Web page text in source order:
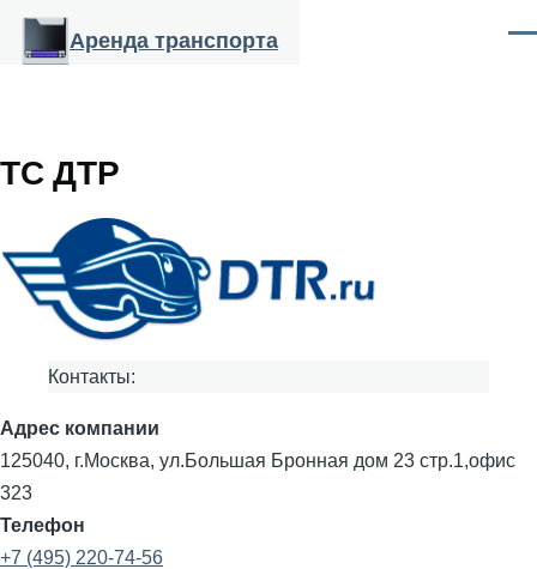
Перейти к основному содержанию
Аренда транспорта
ТС ДТР
Контакты:
Адрес компании
125040, г.Москва, ул.Большая Бронная дом 23 стр.1,офис
323
Телефон
+7 (495) 220-74-56